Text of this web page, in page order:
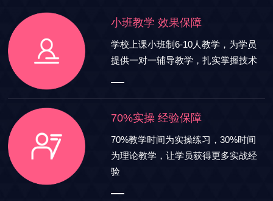
小班教学 效果保障
学校上课小班制6-10人教学，为学员
提供一对一辅导教学，扎实掌握技术
70%实操 经验保障
70%教学时间为实操练习，30%时间
为理论教学，让学员获得更多实战经
验